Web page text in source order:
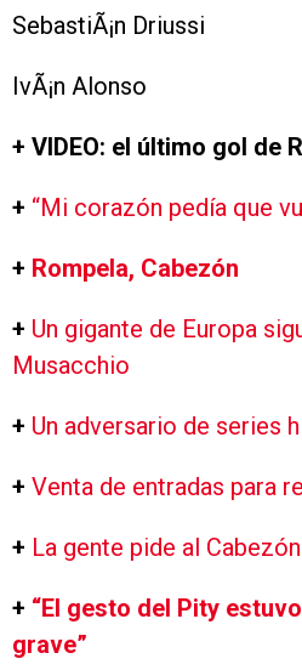
SebastiÃ¡n Driussi
IvÃ¡n Alonso
+ VIDEO: el último gol de
+ “Mi corazón pedía que
+ Rompela, Cabezón
+ Un gigante de Europa
Musacchio
+ Un adversario de series
+ Venta de entradas para
+ La gente pide al
+ “El gesto del Pity
grave”